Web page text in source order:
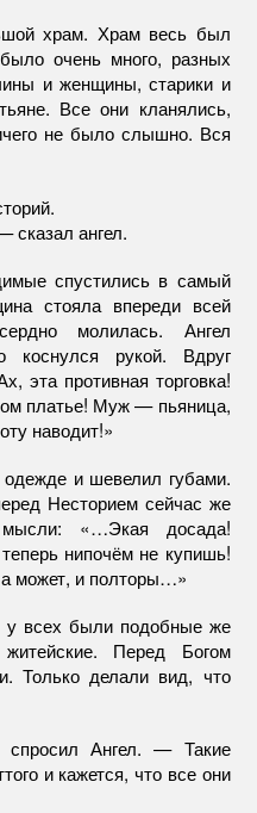
храм. Храм весь был
очень много, разных
и женщины, старики и
Все они кланялись,
не было слышно. Вся
ангел.
спустились в самый
стояла впереди всей
молилась. Ангел
рукой. Вдруг
эта противная торговка!
платье! Муж — пьяница,
наводит!»
и шевелил губами.
Несторием сейчас же
мысли: «…Экая досада!
нипочём не купишь!
может, и полторы…»
у всех были подобные же
Перед Богом
Только делали вид, что
Ангел. — Такие
и кажется, что все они